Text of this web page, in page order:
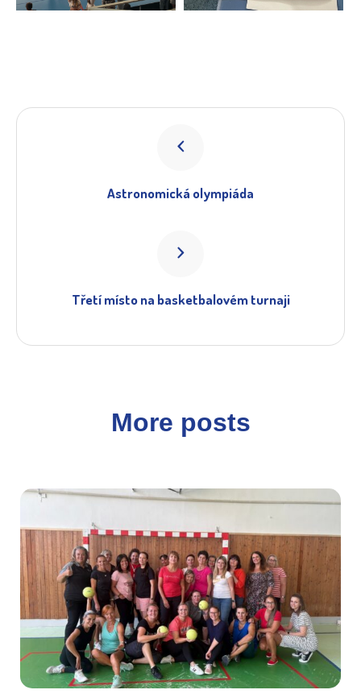
Astronomická olympiáda
Třetí místo na basketbalovém turnaji
More posts